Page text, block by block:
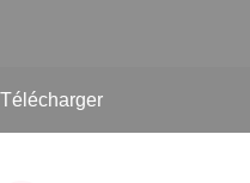
Télécharger